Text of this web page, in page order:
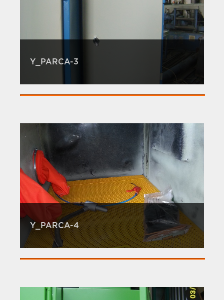
Y_PARCA-3
Y_PARCA-4